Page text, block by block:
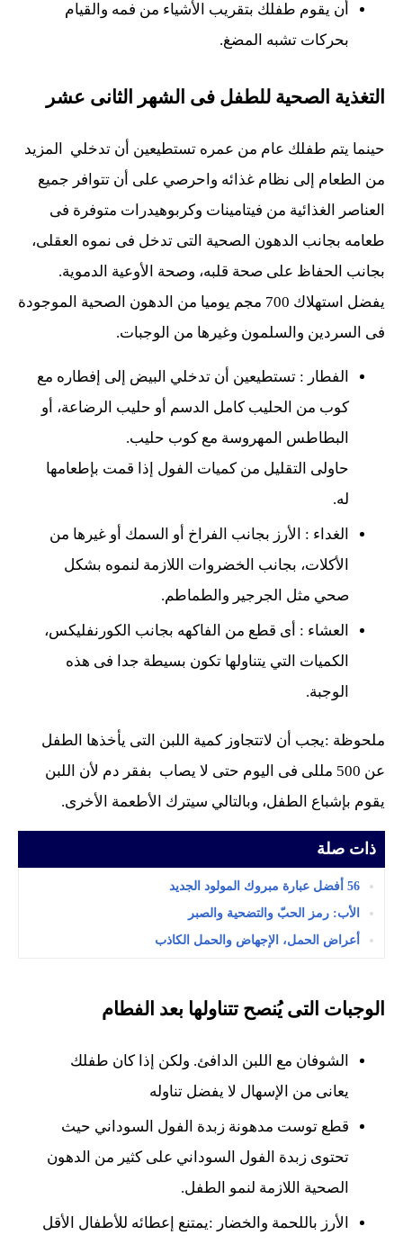
أن يقوم طفلك بتقريب الأشياء من فمه والقيام
بحركات تشبه المضغ.
التغذية الصحية للطفل فى الشهر الثانى عشر
حينما يتم طفلك عام من عمره تستطيعين أن تدخلي المزيد
من الطعام إلى نظام غذائه واحرصي على أن تتوافر جميع
العناصر الغذائية من فيتامينات وكربوهيدرات متوفرة فى
طعامه بجانب الدهون الصحية التى تدخل فى نموه العقلى،
بجانب الحفاظ على صحة قلبه، وصحة الأوعية الدموية.
يفضل استهلاك 700 مجم يوميا من الدهون الصحية الموجودة
فى السردين والسلمون وغيرها من الوجبات.
الفطار : تستطيعين أن تدخلي البيض إلى إفطاره مع
كوب من الحليب كامل الدسم أو حليب الرضاعة، أو
البطاطس المهروسة مع كوب حليب.
حاولى التقليل من كميات الفول إذا قمت بإطعامها
له.
الغداء : الأرز بجانب الفراخ أو السمك أو غيرها من
الأكلات، بجانب الخضروات اللازمة لنموه بشكل
صحي مثل الجرجير والطماطم.
العشاء : أى قطع من الفاكهه بجانب الكورنفليكس،
الكميات التي يتناولها تكون بسيطة جدا فى هذه
الوجبة.
ملحوظة :يجب أن لاتتجاوز كمية اللبن التى يأخذها الطفل
عن 500 مللى فى اليوم حتى لا يصاب بفقر دم لأن اللبن
يقوم بإشباع الطفل، وبالتالي سيترك الأطعمة الأخرى.
ذات صلة
56 أفضل عبارة مبروك المولود الجديد
الأب: رمز الحبّ والتضحية والصبر
أعراض الحمل، الإجهاض والحمل الكاذب
الوجبات التى يُنصح تتناولها بعد الفطام
الشوفان مع اللبن الدافئ. ولكن إذا كان طفلك
يعانى من الإسهال لا يفضل تناوله
قطع توست مدهونة زبدة الفول السوداني حيث
تحتوى زبدة الفول السوداني على كثير من الدهون
الصحية اللازمة لنمو الطفل.
الأرز باللحمة والخضار :يمتنع إعطائه للأطفال الأقل